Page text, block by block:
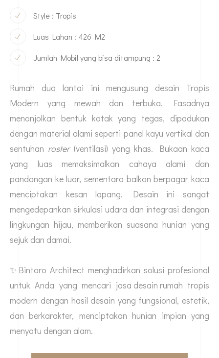
Style : Tropis
Luas Lahan : 426 M2
Jumlah Mobil yang bisa ditampung : 2
Rumah dua lantai ini mengusung desain Tropis
Modern yang mewah dan terbuka. Fasadnya
menonjolkan bentuk kotak yang tegas, dipadukan
dengan material alami seperti panel kayu vertikal dan
sentuhan roster(ventilasi) yang khas. Bukaan kaca
yang luas memaksimalkan cahaya alami dan
pandangan ke luar, sementara balkon berpagar kaca
menciptakan kesan lapang. Desain ini sangat
mengedepankan sirkulasi udara dan integrasi dengan
lingkungan hijau, memberikan suasana hunian yang
sejuk dan damai.
✨Bintoro Architect menghadirkan solusi profesional
untuk Anda yang mencari jasa desain rumah tropis
modern dengan hasil desain yang fungsional, estetik,
dan berkarakter, menciptakan hunian impian yang
menyatu dengan alam.